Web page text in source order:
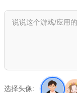
力：
饥饿值：采集、
食用含水食材补水。
选择头像: